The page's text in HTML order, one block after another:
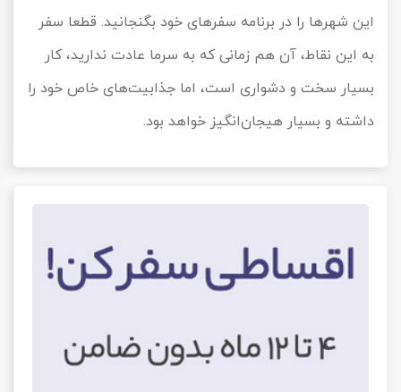
این شهرها را در برنامه سفرهای خود بگنجانید. قطعا سفر
به این نقاط، آن هم زمانی که به سرما عادت ندارید، کار
بسیار سخت و دشواری است، اما جذابیت‌های خاص خود را
داشته و بسیار هیجان‌انگیز خواهد بود.